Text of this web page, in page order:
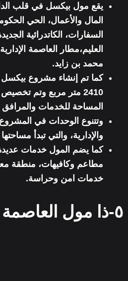
يقع مول بيكسل في قلب
المال والأعمال، الحي
السفارات، الكاتدرائية
العليم،مطار العاصمة
محمد بن زايد.
كما تم إنشاء مشروع
2410 متر مربع وتم
المساحة للخدمات
وتتنوع الوحدات في
والإدارية، والتي تبدأ مساحتها من 25
كما يضم المول خدمات
مطاعم وكافيهات، منطقة
خدمات امن وحراسة.
٥-ذا مول العاصمة الجديدة